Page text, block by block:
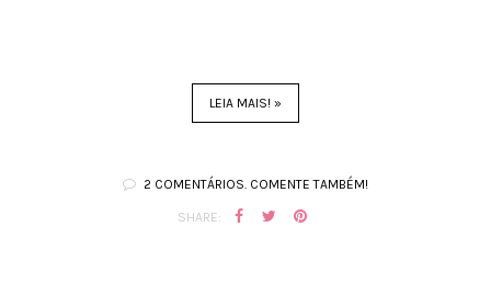
LEIA MAIS! »
2 COMENTÁRIOS. COMENTE TAMBÉM!
SHARE: